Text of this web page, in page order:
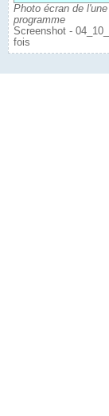
Photo écran de
programme
Screenshot -
fois